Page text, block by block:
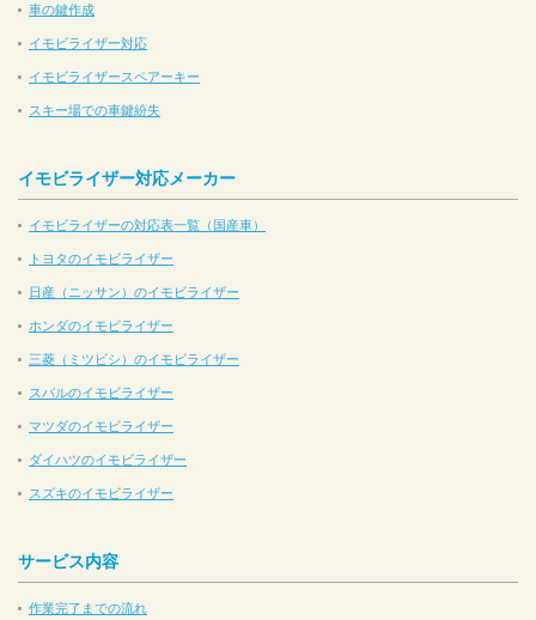
車の鍵作成
イモビライザー対応
イモビライザースペアーキー
スキー場での車鍵紛失
イモビライザー対応メーカー
イモビライザーの対応表一覧（国産車）
トヨタのイモビライザー
日産（ニッサン）のイモビライザー
ホンダのイモビライザー
三菱（ミツビシ）のイモビライザー
スバルのイモビライザー
マツダのイモビライザー
ダイハツのイモビライザー
スズキのイモビライザー
サービス内容
作業完了までの流れ